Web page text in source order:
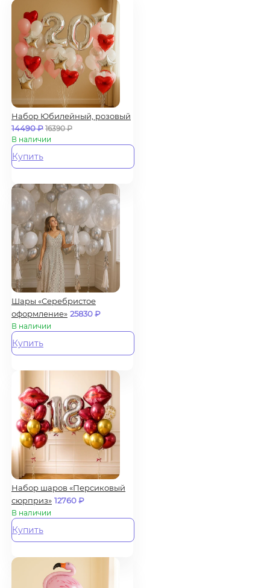
Набор Юбилейный, розовый
14490₽ 16390₽
В наличии
Купить
Шары «Серебристое
оформление» 25830₽
В наличии
Купить
Набор шаров «Персиковый
сюрприз» 12760₽
В наличии
Купить